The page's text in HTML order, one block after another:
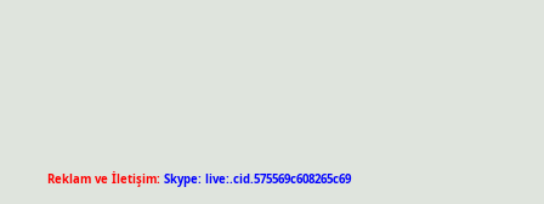
Reklam ve İletişim: Skype: live:.cid.575569c608265c69